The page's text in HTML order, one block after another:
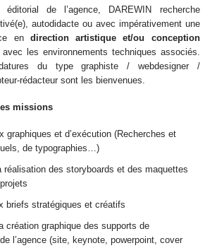
de l’agence, DAREWIN recherche
autodidacte ou avec impérativement une
en direction artistique et/ou conception
les environnements techniques associés.
du type graphiste / webdesigner /
rédacteur sont les bienvenues.
missions
graphiques et d’exécution (Recherches et
de typographies…)
réalisation des storyboards et des maquettes
briefs stratégiques et créatifs
création graphique des supports de
l’agence (site, keynote, powerpoint, cover